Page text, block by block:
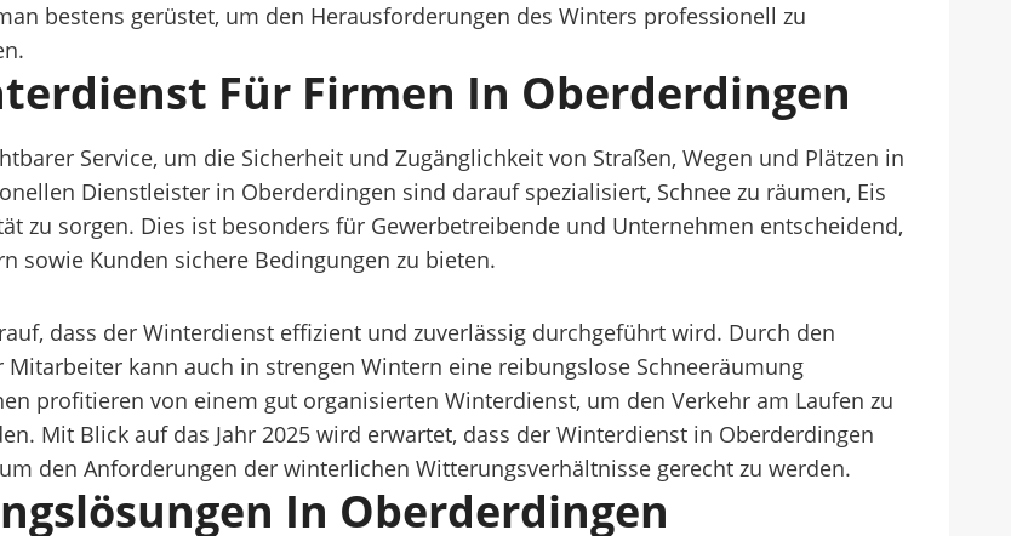
bestens gerüstet, um den Herausforderungen des Winters professionell zu
Für Firmen In Oberderdingen
Service, um die Sicherheit und Zugänglichkeit von Straßen, Wegen und Plätzen in
Dienstleister in Oberderdingen sind darauf spezialisiert, Schnee zu räumen, Eis
zu sorgen. Dies ist besonders für Gewerbetreibende und Unternehmen entscheidend,
sowie Kunden sichere Bedingungen zu bieten.
dass der Winterdienst effizient und zuverlässig durchgeführt wird. Durch den
kann auch in strengen Wintern eine reibungslose Schneeräumung
profitieren von einem gut organisierten Winterdienst, um den Verkehr am Laufen zu
Mit Blick auf das Jahr 2025 wird erwartet, dass der Winterdienst in Oberderdingen
den Anforderungen der winterlichen Witterungsverhältnisse gerecht zu werden.
In Oberderdingen